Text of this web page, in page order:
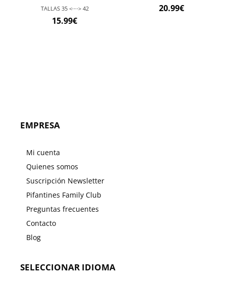
TALLAS 35 <····> 42
15.99€
20.99€
EMPRESA
Mi cuenta
Quienes somos
Suscripción Newsletter
Pifantines Family Club
Preguntas frecuentes
Contacto
Blog
SELECCIONAR IDIOMA